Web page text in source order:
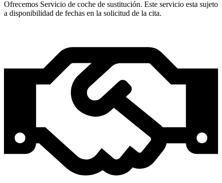
Ofrecemos Servicio de coche de sustitución. Este servicio esta sujeto
a disponibilidad de fechas en la solicitud de la cita.